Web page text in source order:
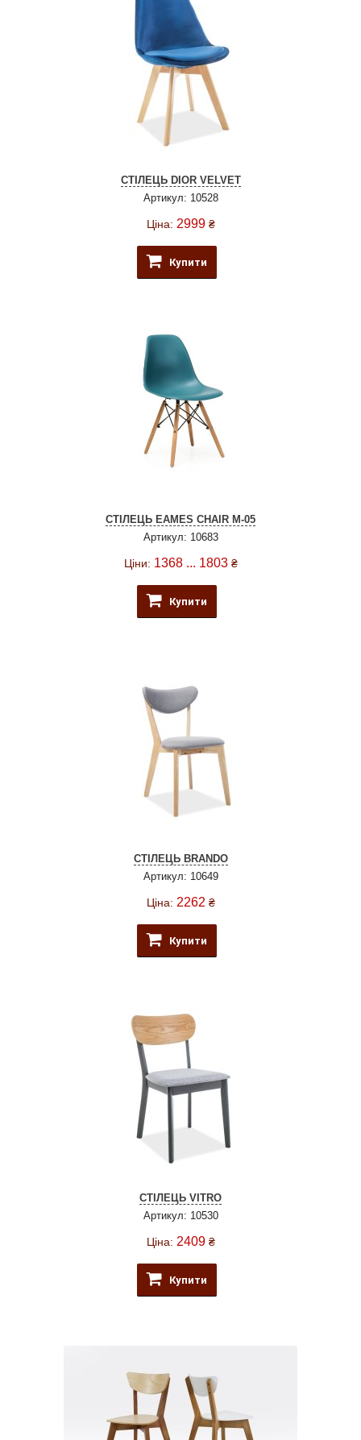
СТІЛЕЦЬ DIOR VELVET
Артикул: 10528
Ціна: 2999 ₴
Купити
СТІЛЕЦЬ EAMES CHAIR M-05
Артикул: 10683
Ціни: 1368 ... 1803 ₴
Купити
СТІЛЕЦЬ BRANDO
Артикул: 10649
Ціна: 2262 ₴
Купити
СТІЛЕЦЬ VITRO
Артикул: 10530
Ціна: 2409 ₴
Купити